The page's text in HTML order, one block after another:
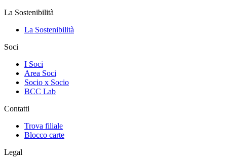
La Sostenibilità
La Sostenibilità
Soci
I Soci
Area Soci
Socio x Socio
BCC Lab
Contatti
Trova filiale
Blocco carte
Legal